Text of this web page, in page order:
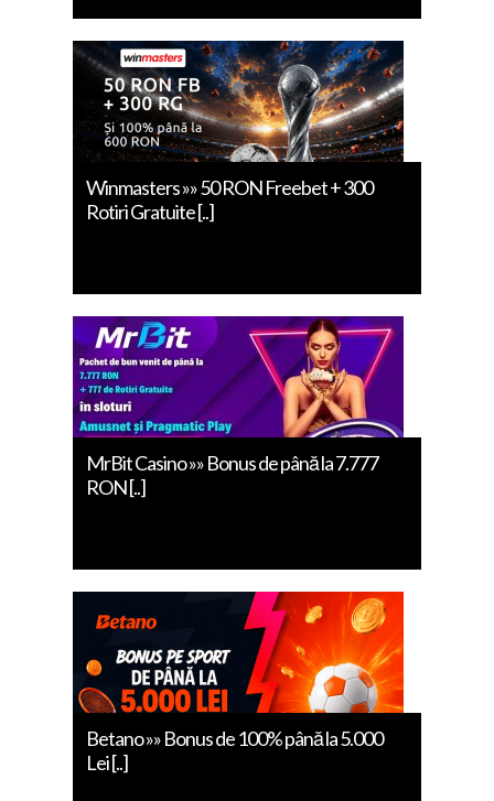
Winmasters »» 50 RON Freebet + 300
Rotiri Gratuite [..]
MrBit Casino »» Bonus de până la 7.777
RON [..]
Betano »» Bonus de 100% până la 5.000
Lei [..]